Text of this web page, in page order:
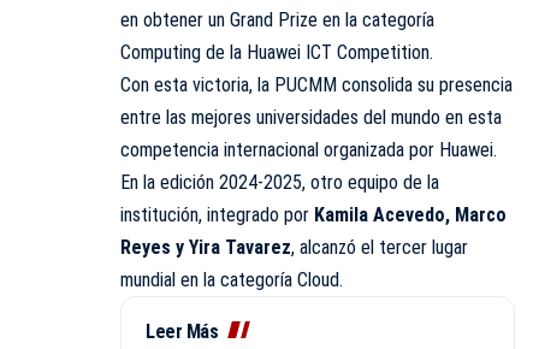
en obtener un Grand Prize en la categoría
Computing de la Huawei ICT Competition.
Con esta victoria, la PUCMM consolida su presencia
entre las mejores universidades del mundo en esta
competencia internacional organizada por Huawei.
En la edición 2024-2025, otro equipo de la
institución, integrado por Kamila Acevedo, Marco
Reyes y Yira Tavarez, alcanzó el tercer lugar
mundial en la categoría Cloud.
Leer Más